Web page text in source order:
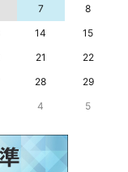
7
8
14
15
21
22
28
29
4 5